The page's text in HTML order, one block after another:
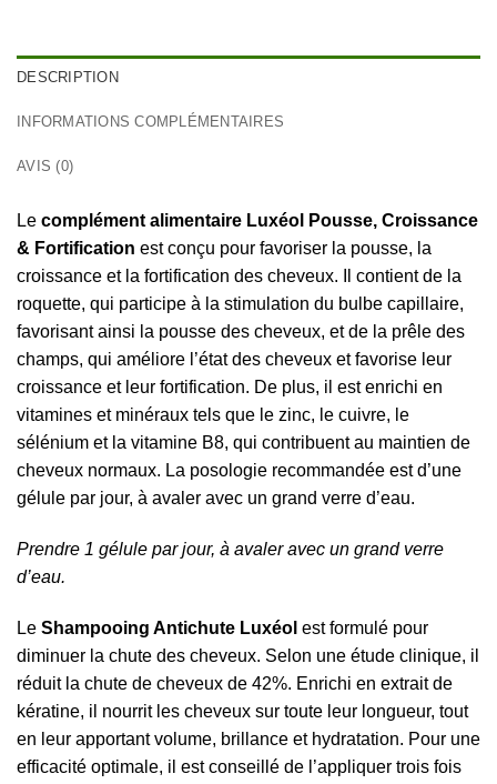
DESCRIPTION
INFORMATIONS COMPLÉMENTAIRES
AVIS (0)
Le complément alimentaire Luxéol Pousse, Croissance
& Fortification est conçu pour favoriser la pousse, la
croissance et la fortification des cheveux. Il contient de la
roquette, qui participe à la stimulation du bulbe capillaire,
favorisant ainsi la pousse des cheveux, et de la prêle des
champs, qui améliore l’état des cheveux et favorise leur
croissance et leur fortification. De plus, il est enrichi en
vitamines et minéraux tels que le zinc, le cuivre, le
sélénium et la vitamine B8, qui contribuent au maintien de
cheveux normaux. La posologie recommandée est d’une
gélule par jour, à avaler avec un grand verre d’eau.
Prendre 1 gélule par jour, à avaler avec un grand verre
d’eau.
Le Shampooing Antichute Luxéol est formulé pour
diminuer la chute des cheveux. Selon une étude clinique, il
réduit la chute de cheveux de 42%. Enrichi en extrait de
kératine, il nourrit les cheveux sur toute leur longueur, tout
en leur apportant volume, brillance et hydratation. Pour une
efficacité optimale, il est conseillé de l’appliquer trois fois